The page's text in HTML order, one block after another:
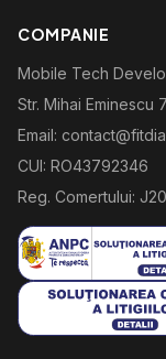
COMPANIE
Mobile Tech
Str. Mihai Eminescu
Email:
CUI: RO43792346
Reg. Comertului: